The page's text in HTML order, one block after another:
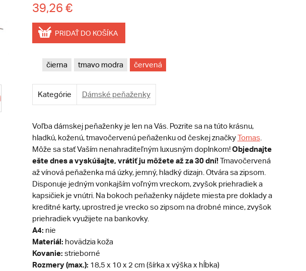
39,26 €
PRIDAŤ DO KOŠÍKA
čierna tmavo modra červená
Kategórie Dámské peňaženky
Voľba dámskej peňaženky je len na Vás. Pozrite sa na túto krásnu,
hladkú, koženú, tmavočervenú peňaženku od českej značkyTomas
Môže sa stať Vaším nenahraditeľným luxusným doplnkom!Objednajte
ešte dnes a vyskúšajte, vrátiť ju môžete až za 30 dní!Tmavočervená
až vínová peňaženka má úzky, jemný, hladký dizajn. Otvára sa zipsom.
Disponuje jedným vonkajším voľným vreckom, zvyšok priehradiek a
kapsičiek je vnútri. Na bokoch peňaženky nájdete miesta pre doklady a
kreditné karty, uprostred je vrecko so zipsom na drobné mince, zvyšok
priehradiek využijete na bankovky.
A4: nie
Materiál: hovädzia koža
Kovanie: strieborné
Rozmery (max.): 18,5 x 10 x 2 cm (šírka x výška x hĺbka)